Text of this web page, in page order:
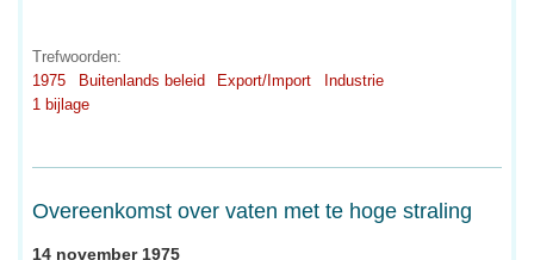
Trefwoorden:
1975
Buitenlands beleid Export/Import
Industrie
1 bijlage
Overeenkomst over vaten met te hoge straling
14 november 1975